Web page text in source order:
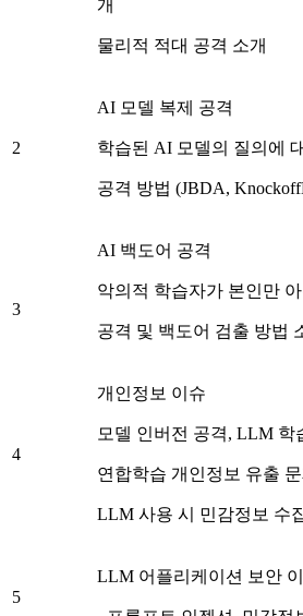
개
물리적 적대 공격 소개
2
AI 모델 복제 공격
학습된 AI 모델의 질의에
공격 방법 (JBDA,
3
AI 백도어 공격
악의적 학습자가 본인만
공격 및 백도어 검출 방법
4
개인정보 이슈
모델 인버전 공격, LLM 학
연합학습 개인정보 유출
LLM 사용 시 민감정보 수
5
LLM 어플리케이션 보안